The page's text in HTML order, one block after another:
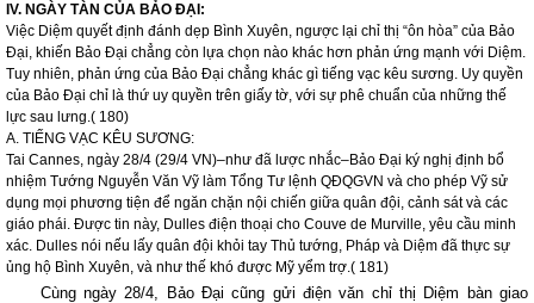
IV. NGÀY TÀN CỦA BẢO ĐẠI:
Việc Diệm quyết định đánh dẹp Bình Xuyên, ngược lại chỉ thị “ôn hòa” của Bảo
Đại, khiến Bảo Đại chẳng còn lựa chọn nào khác hơn phản ứng mạnh với Diệm.
Tuy nhiên, phản ứng của Bảo Đại chẳng khác gì tiếng vạc kêu sương. Uy quyền
của Bảo Đại chỉ là thứ uy quyền trên giấy tờ, với sự phê chuẩn của những thế
lực sau lưng.( 180)
A. TIẾNG VẠC KÊU SƯƠNG:
Tai Cannes, ngày 28/4 (29/4 VN)–như đã lược nhắc–Bảo Đại ký nghị định bổ
nhiệm Tướng Nguyễn Văn Vỹ làm Tổng Tư lệnh QĐQGVN và cho phép Vỹ sử
dụng mọi phương tiện để ngăn chặn nội chiến giữa quân đội, cảnh sát và các
giáo phái. Được tin này, Dulles điện thoại cho Couve de Murville, yêu cầu minh
xác. Dulles nói nếu lấy quân đội khỏi tay Thủ tướng, Pháp và Diệm đã thực sự
ủng hộ Bình Xuyên, và như thế khó được Mỹ yểm trợ.( 181)
Cùng ngày 28/4, Bảo Đại cũng gửi điện văn chỉ thị Diệm bàn giao